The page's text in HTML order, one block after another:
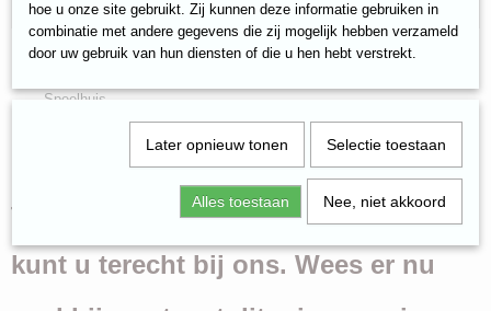
Winterspeelgoed
Speelhuis
Gadgets en electronica
Kerst
Bestel hier uw slee of sneeuwbal
tang, ook voor de stuntstep slede
kunt u terecht bij ons. Wees er nu
hoe u onze site gebruikt. Zij kunnen deze informatie gebruiken in
combinatie met andere gegevens die zij mogelijk hebben verzameld
door uw gebruik van hun diensten of die u hen hebt verstrekt.
Later opnieuw tonen Selectie toestaan
Alles toestaan Nee, niet akkoord